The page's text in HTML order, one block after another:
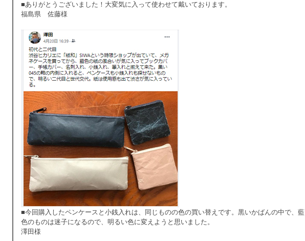
■ありがとうございました！大変気に入って使わせて戴いております。
福島県 佐藤様
■今回購入したペンケースと小銭入れは、同じものの色の買い替えです。黒いかばんの中で、藍
色のものは迷子になるので、明るい色に変えようと思いました。
澤田様